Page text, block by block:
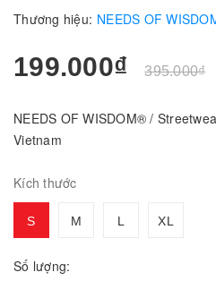
Thương hiệu: NEEDS OF
199.000₫ 395.000₫
NEEDS OF WISDOM® /
Vietnam
Kích thước
S M L XL
Số lượng: